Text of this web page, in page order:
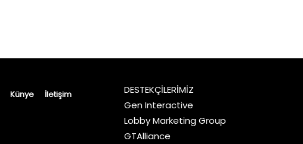
Künye İletişim
DESTEKÇİLERİMİZ
Gen Interactive
Lobby Marketing Group
GTAlliance